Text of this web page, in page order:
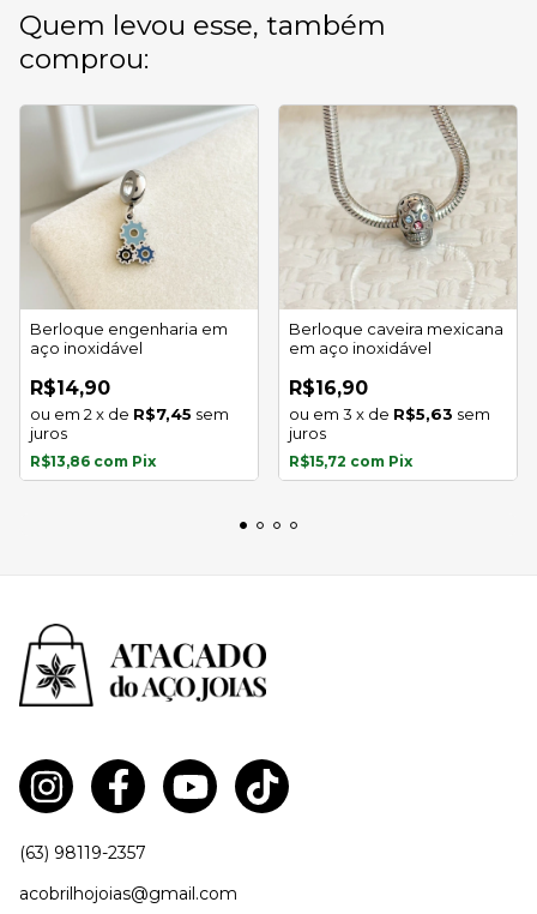
Quem levou esse, também
comprou:
Berloque engenharia em
aço inoxidável
R$14,90
2 x de R$7,45 sem
juros
R$13,86 com Pix
Berloque caveira mexicana
em aço inoxidável
R$16,90
3 x de R$5,63 sem
juros
R$15,72 com Pix
(63) 98119-2357
acobrilhojoias@gmail.com